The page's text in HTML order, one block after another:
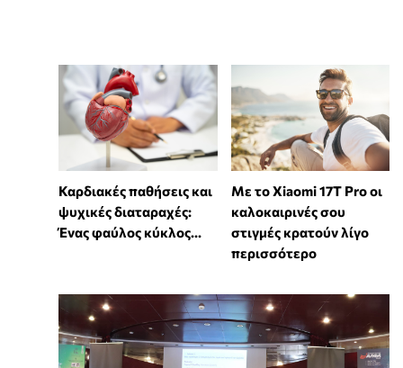
Καρδιακές παθήσεις και
ψυχικές διαταραχές:
Ένας φαύλος κύκλος...
Με το Xiaomi 17T Pro οι
καλοκαιρινές σου
στιγμές κρατούν λίγο
περισσότερο